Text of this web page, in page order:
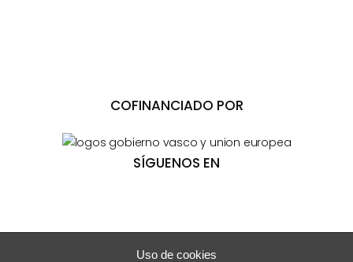
COFINANCIADO POR
SÍGUENOS EN
Uso de cookies